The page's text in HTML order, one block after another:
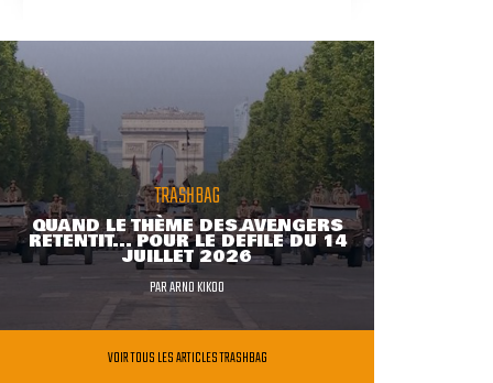
TRASHBAG
QUAND LE THÈME DES AVENGERS
RETENTIT... POUR LE DÉFILÉ DU 14
JUILLET 2026
PARARNO KIKOO
VOIR TOUS LES ARTICLES TRASHBAG